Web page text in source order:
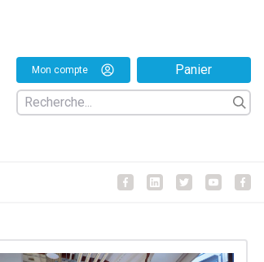
Mon compte Panier
FacebookFacebookFacebook